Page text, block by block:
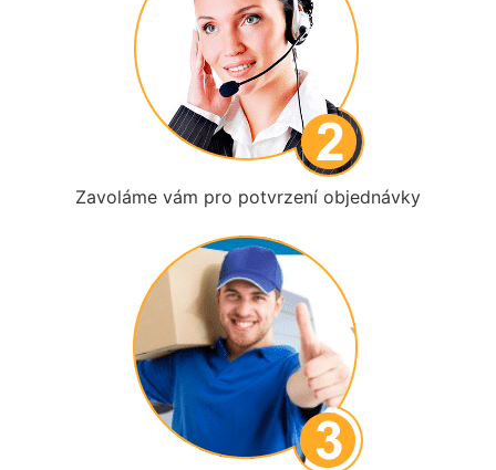
Zavoláme vám pro potvrzení objednávky